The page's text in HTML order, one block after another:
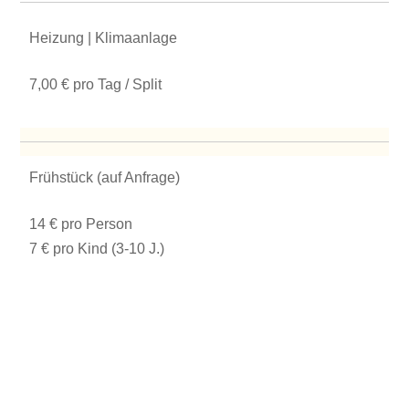
Heizung | Klimaanlage
7,00 € pro Tag / Split
Frühstück (auf Anfrage)
14 € pro Person
7 € pro Kind (3-10 J.)